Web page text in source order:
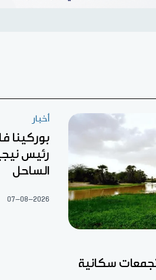
سكانية
أخبار
بوركينا
رئيس
الساحل
07-08-2026